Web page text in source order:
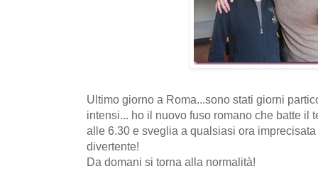
Ultimo giorno a Roma...sono stati giorni
intensi... ho il nuovo fuso romano che batte il
alle 6.30 e sveglia a qualsiasi ora
divertente!
Da domani si torna alla normalità!